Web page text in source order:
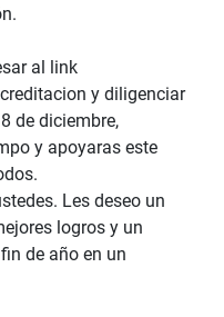
al link
y diligenciar
de diciembre,
y apoyaras este
Les deseo un
logros y un
de año en un